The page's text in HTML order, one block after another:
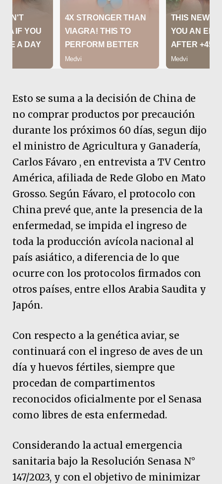
Esto se suma a la decisión de China de
no comprar productos por precaución
durante los próximos 60 días, segun dijo
el ministro de Agricultura y Ganadería,
Carlos Fávaro , en entrevista a TV Centro
América, afiliada de Rede Globo en Mato
Grosso. Según Fávaro, el protocolo con
China prevé que, ante la presencia de la
enfermedad, se impida el ingreso de
toda la producción avícola nacional al
país asiático, a diferencia de lo que
ocurre con los protocolos firmados con
otros países, entre ellos Arabia Saudita y
Japón.
Con respecto a la genética aviar, se
continuará con el ingreso de aves de un
día y huevos fértiles, siempre que
procedan de compartimentos
reconocidos oficialmente por el Senasa
como libres de esta enfermedad.
Considerando la actual emergencia
sanitaria bajo la Resolución Senasa N°
147/2023, y con el objetivo de minimizar